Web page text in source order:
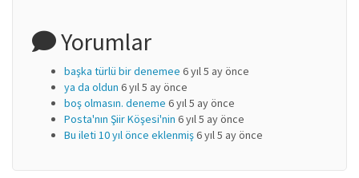
Yorumlar
başka türlü bir denemee 6 yıl 5 ay önce
ya da oldun 6 yıl 5 ay önce
boş olmasın. deneme 6 yıl 5 ay önce
Posta'nın Şiir Köşesi'nin 6 yıl 5 ay önce
Bu ileti 10 yıl önce eklenmiş6 yıl 5 ay önce